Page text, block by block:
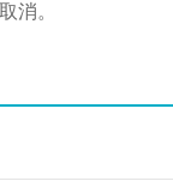
消。